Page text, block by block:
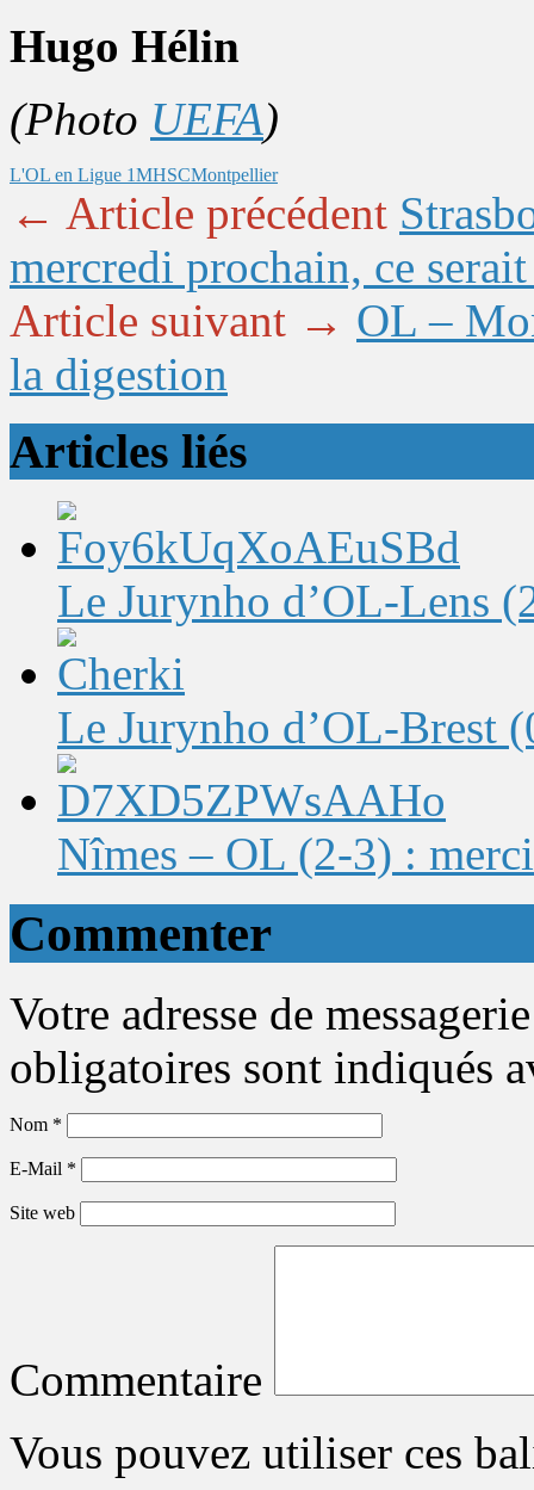
Hugo Hélin
(Photo UEFA)
L'OL en Ligue 1MHSCMontpellier
← Article précédent
mercredi prochain, ce
Article suivant → OL –
la digestion
Articles liés
Le Jurynho d’OL-Lens
Le Jurynho d’OL-Brest
Nîmes – OL (2-3) :
Commenter
Votre adresse de
obligatoires sont indiqués
Nom *
E-Mail *
Site web
Commentaire
Vous pouvez utiliser ces